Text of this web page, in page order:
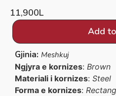
11,900L
Add
Gjinia: Meshkuj
Ngjyra e kornizes: Brown
Materiali i kornizes: Steel
Forma e kornizes: